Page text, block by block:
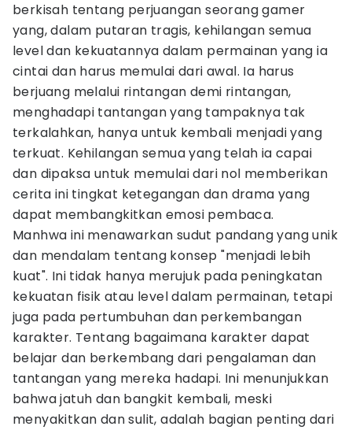
berkisah tentang perjuangan seorang gamer
yang, dalam putaran tragis, kehilangan semua
level dan kekuatannya dalam permainan yang ia
cintai dan harus memulai dari awal. Ia harus
berjuang melalui rintangan demi rintangan,
menghadapi tantangan yang tampaknya tak
terkalahkan, hanya untuk kembali menjadi yang
terkuat. Kehilangan semua yang telah ia capai
dan dipaksa untuk memulai dari nol memberikan
cerita ini tingkat ketegangan dan drama yang
dapat membangkitkan emosi pembaca.
Manhwa ini menawarkan sudut pandang yang unik
dan mendalam tentang konsep "menjadi lebih
kuat". Ini tidak hanya merujuk pada peningkatan
kekuatan fisik atau level dalam permainan, tetapi
juga pada pertumbuhan dan perkembangan
karakter. Tentang bagaimana karakter dapat
belajar dan berkembang dari pengalaman dan
tantangan yang mereka hadapi. Ini menunjukkan
bahwa jatuh dan bangkit kembali, meski
menyakitkan dan sulit, adalah bagian penting dari